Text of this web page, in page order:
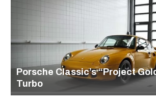
Porsche Classic’s “Project
Turbo